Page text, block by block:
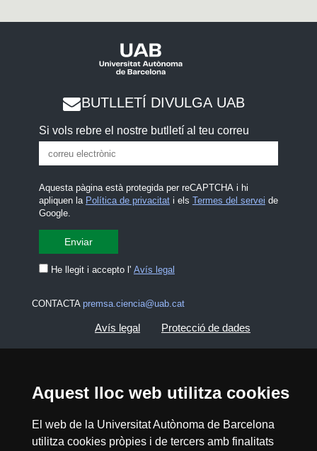
Aquest lloc web utilitza cookies
El web de la Universitat Autònoma de Barcelona
utilitza cookies pròpies i de tercers amb finalitats
BUTLLETÍ DIVULGA UAB
Si vols rebre el nostre butlletí al teu correu
Aquesta pàgina està protegida per reCAPTCHA i hi
apliquen la Política de privacitati els Termes del servei de
Google.
He llegit i accepto l' Avís legal
CONTACTA premsa.ciencia@uab.cat
Avís legal Protecció de dades
Mapa del web UAB
2026 Divulga UAB - Creative Commons